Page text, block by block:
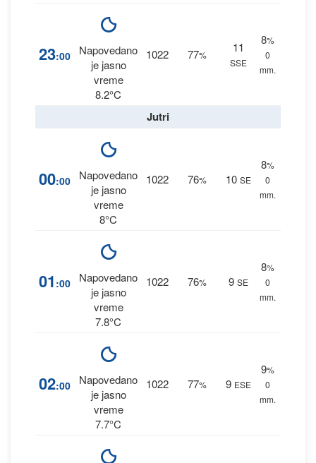
23:00
Napovedano
je jasno
vreme
8.2°C
1022 77%
11
SSE
8%
0
mm.
Jutri
00:00
Napovedano
je jasno
vreme
8°C
1022 76% 10 SE
8%
0
mm.
01 :00
Napovedano
je jasno
vreme
7.8°C
1022 76% 9 SE
8%
0
mm.
02:00
Napovedano
je jasno
vreme
7.7°C
1022 77% 9 ESE
9%
0
mm.